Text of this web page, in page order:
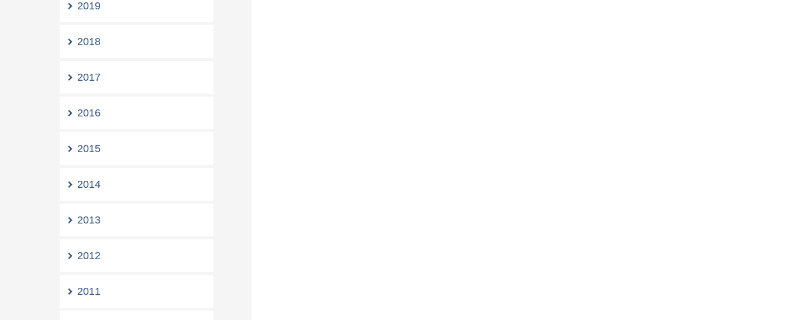
2019
2018
2017
2016
2015
2014
2013
2012
2011